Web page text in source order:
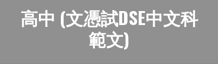
高中 (文憑試DSE中文科
範文)